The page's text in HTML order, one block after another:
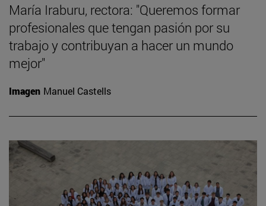
María Iraburu, rectora: "Queremos formar
profesionales que tengan pasión por su
trabajo y contribuyan a hacer un mundo
mejor"
Imagen Manuel Castells